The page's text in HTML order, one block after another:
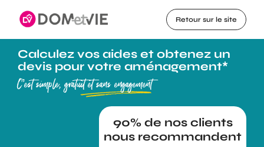
Retour sur le site
Calculez vos aides et obtenez un
devis pour votre aménagement*
C’est simple, gratuit et sans engagement